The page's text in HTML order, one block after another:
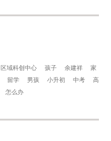
区域科创中心 孩子 余建祥
家
留学 男孩 小升初 中考
高
怎么办